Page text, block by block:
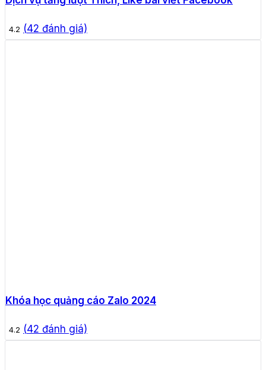
4.2 (42 đánh giá)
Khóa học quảng cáo Zalo 2024
4.2 (42 đánh giá)